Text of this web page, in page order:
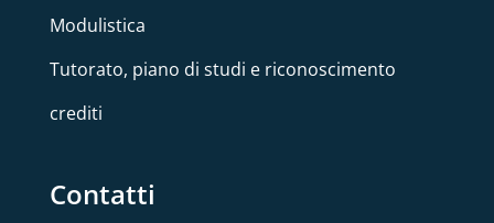
Modulistica
Tutorato, piano di studi e riconoscimento
crediti
Contatti